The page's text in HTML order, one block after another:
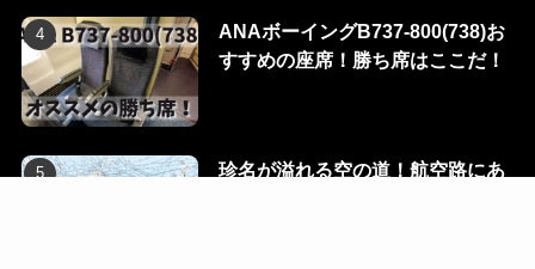
ANAボーイングB737-800(738)お
すすめの座席！勝ち席はここだ！
珍名が溢れる空の道！航空路にあ